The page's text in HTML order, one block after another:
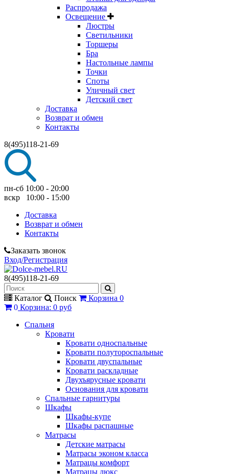
Распродажа
Освещение
Люстры
Светильники
Торшеры
Бра
Настольные лампы
Точки
Споты
Уличный свет
Детский свет
Доставка
Возврат и обмен
Контакты
8(495)118-21-69
пн-сб 10:00 - 20:00
вскр 10:00 - 15:00
Доставка
Возврат и обмен
Контакты
Заказать звонок
Вход/Регистрация
8(495)118-21-69
Каталог Поиск Корзина 0
0 Корзина: 0 руб
Спальня
Кровати
Кровати односпальные
Кровати полутороспальные
Кровати двуспальные
Кровати раскладные
Двухъярусные кровати
Основания для кровати
Спальные гарнитуры
Шкафы
Шкафы-купе
Шкафы распашные
Матрасы
Детские матрасы
Матрасы эконом класса
Матрацы комфорт
Матрацы люкс